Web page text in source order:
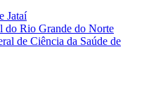
Jataí
do Rio Grande do Norte
de Ciência da Saúde de